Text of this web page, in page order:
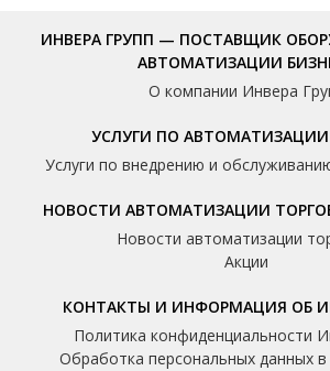
ИНВЕРА ГРУПП — ПОСТАВЩИК
АВТОМАТИЗАЦИИ
О компании Инвера
УСЛУГИ ПО АВТОМАТИЗАЦИИ
Услуги по внедрению и
НОВОСТИ АВТОМАТИЗАЦИИ
Новости автоматизации
Акции
КОНТАКТЫ И ИНФОРМАЦИЯ ОБ
Политика конфиденциальности
Обработка персональных данных